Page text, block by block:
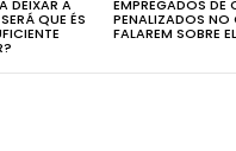
DEIXAR A
QUE ÉS
EMPREGADOS DE
PENALIZADOS NO
FALAREM SOBRE